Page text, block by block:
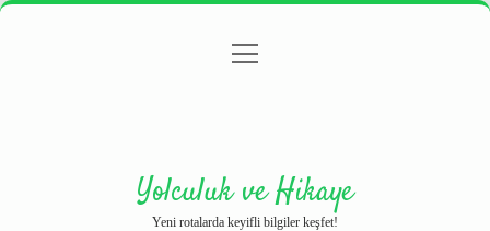
Gizlilik Politikası
menüyü
Yolculuk ve Hikaye
Yeni rotalarda keyifli bilgiler keşfet!